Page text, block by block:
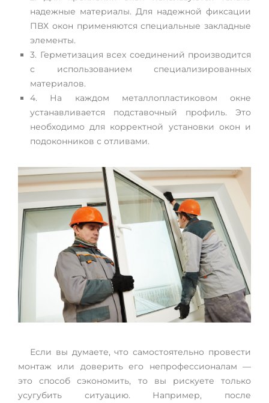
надежные материалы. Для надежной фиксации
ПВХ окон применяются специальные закладные
элементы.
3. Герметизация всех соединений производится
с использованием специализированных
материалов.
4. На каждом металлопластиковом окне
устанавливается подставочный профиль. Это
необходимо для корректной установки окон и
подоконников с отливами.
Если вы думаете, что самостоятельно провести
монтаж или доверить его непрофессионалам —
это способ сэкономить, то вы рискуете только
усугубить ситуацию. Например, после